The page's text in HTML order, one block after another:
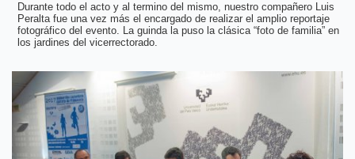
Durante todo el acto y al termino del mismo, nuestro compañero Luis
Peralta fue una vez más el encargado de realizar el amplio reportaje
fotográfico del evento. La guinda la puso la clásica “foto de familia” en
los jardines del vicerrectorado.